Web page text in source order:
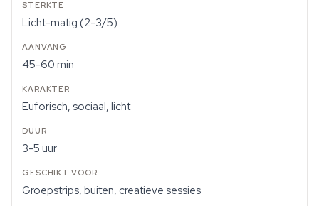
Licht-matig (2-3/5)
45-60 min
Euforisch, sociaal, licht
3-5 uur
Groepstrips, buiten, creatieve sessies